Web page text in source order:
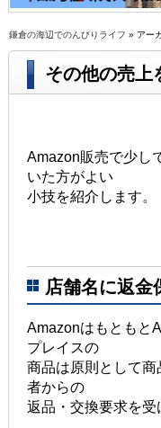
鎌倉の海辺でのんびりライフ » アー
その他の売上
Amazon販売で少し
いた方がよい
小技を紹介します。
店舗名に返金
Amazonはもともと
プレイスの
商品は原則として商
者からの
返品・交換要求を受